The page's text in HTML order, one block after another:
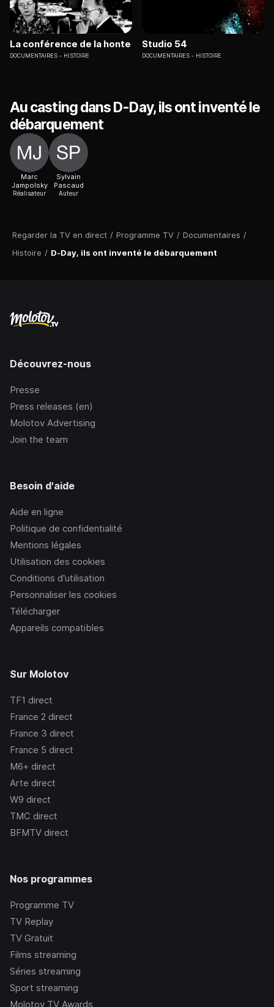
Regarder la TV en direct / Programme TV / Documentaires /
Histoire / D-Day, ils ont inventé le débarquement
La conférence de la honte
DOCUMENTAIRES HISTOIRE
Studio 54
DOCUMENTAIRES HISTOIRE
Au casting dans D-Day, ils ont inventé le
débarquement
Marc
Jampolsky
Réalisateur
Sylvain
Pascaud
Auteur
Découvrez-nous
Presse
Press releases (en)
Molotov Advertising
Join the team
Besoin d'aide
Aide en ligne
Politique de confidentialité
Mentions légales
Utilisation des cookies
Conditions d’utilisation
Personnaliser les cookies
Télécharger
Appareils compatibles
Sur Molotov
TF1 direct
France 2 direct
France 3 direct
France 5 direct
M6+ direct
Arte direct
W9 direct
TMC direct
BFMTV direct
Nos programmes
Programme TV
TV Replay
TV Gratuit
Films streaming
Séries streaming
Sport streaming
Molotov TV Awards